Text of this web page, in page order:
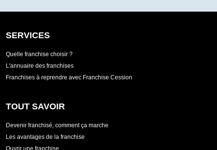
SERVICES
Quelle franchise choisir ?
L'annuaire des franchises
Franchises à reprendre avec Franchise Cession
TOUT SAVOIR
Devenir franchisé, comment ça marche
Les avantages de la franchise